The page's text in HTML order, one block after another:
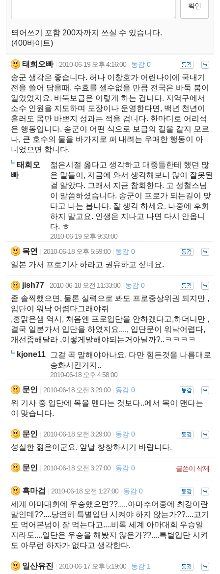
띄어쓰기 포함 200자까지 쓰실 수 있습니다.
(400바이트)
태희오빠 2010-06-19 오후 4:16:00 동감 0
송군 생각은 좋습니다. 허나 이창호가 어린나이에 국내기
전을 쓸어 담을때, 수효를 셀수없을 만큼 전국은 바둑 붐이
일었었지요. 바둑보급은 이렇게 하는 겁니다. 지역구에서
소수 인원을 지도하며 도장이나 운영한다면, 백년 천년이
흘러도 몸만 바쁘지 성과는 적을 겁니다. 한마디로 어리석
은 행동입니다. 송군이 어떤 식으로 보급의 길을 갈지 모르
나, 큰 호수의 물을 바가지로 퍼 내려는 우매한 행동이 아
니었으면 합니다.
태희오
빠
젊은시절 옳다고 생각하고 대중들한테 했던 많
은 말들이, 지금에 와서 생각해보니 많이 잘못된
걸 알았다. 그래서 지금 참회한다. 고 성철스님
이 말씀하셨습니다. 송군이 프로가 되는길이 맞
다고 나는 봅니다. 잘 생각 하세요. 나중에 후회
하지 말고요. 인생은 지나고 나면 다시 안옵니
다. ㅎ
2010-06-19 오후 9:33:00
목연 2010-06-18 오후 5:59:00 동감 0
일본 가서 프로기사 하라고 권유하고 싶네요.
jish77 2010-06-18 오전 11:33:00 동감 0
좀 솔찍했으면, 물론 실력으로 봐도 프로중상위권 되지만 ,
입단이 워낙 어렵다그래야쥐
,홍맑은샘 역시, 처음엔 프로입단을 안하겠다고,하더니만 ,
결국 일본가서 입단을 하였지요...., 입단문이 워낙어렵다,
개선좀해달라 ,이렇게말해야되는거아닐까?..ㅋㅋㅋㅋ
kjone11
그걸 곡 말해야아나요. 다만 힘든것을 나름대로
승화시킨거지..
2010-06-18 오후 4:58:00
문인 2010-06-18 오전 3:29:00 동감 0
위 기사 중 입단에 목을 멘다는 것보다..에서 목이 맨다는
이 맞습니다.
문인 2010-06-18 오전 3:29:00 동감 0
성실한 젊은이군요. 앞날 창창하시기 바랍니다.
문인 2010-06-18 오전 3:27:00 동감 0 글쓴이 삭제
흑마겁 2010-06-18 오전 1:27:00 동감 0
세계 아마대회에 우승했으면??.....아마추어중에 최강이란
말인데??....당연히 특별입단 시켜야 하지 않는가??....고기
도 먹어본넘이 잘 먹는다고....비록 세계 아마대회 우승일
지라도....일단은 우승을 해봤지 않은가??....특별입단 시켜
도 아무런 하자가 없다고 생각한다.
일산유진 2010-06-17 오후 5:19:00 동감 1